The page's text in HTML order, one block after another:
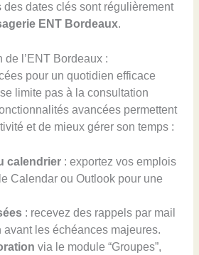
des dates clés sont régulièrement
ENT Bordeaux.
de l’ENT Bordeaux :
pour un quotidien efficace
limite pas à la consultation
avancées permettent
et de mieux gérer son temps :
calendrier: exportez vos emplois
Calendar ou Outlook pour une
: recevez des rappels par mail
les échéances majeures.
via le module “Groupes”,